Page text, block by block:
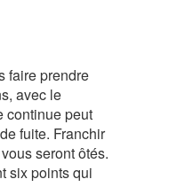
faire prendre
avec le
continue peut
fuite. Franchir
seront ôtés.
six points qui